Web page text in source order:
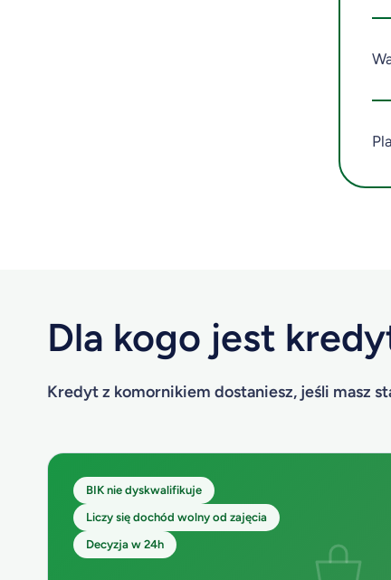
Dla kogo jest
Kredyt z komornikiem dostaniesz, jeśli masz
BIK nie dyskwalifikuje
Liczy się dochód wolny od zajęcia
Decyzja w 24h